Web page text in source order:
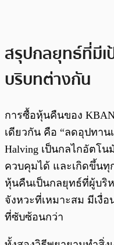
สรุปกลยุทธ์ที่มีเ
บริบทต่างกัน
การซื้อหุ้นคืนของ
เดียวกัน คือ “ลดอุปทาน
Halving เป็นกลไกอัตโ
ควบคุมได้ และเกิดขึ้นทุ
หุ้นคืนเป็นกลยุทธ์ที่ผู้บริห
จังหวะที่เหมาะสม มีเงื่
ที่ซับซ้อนกว่า